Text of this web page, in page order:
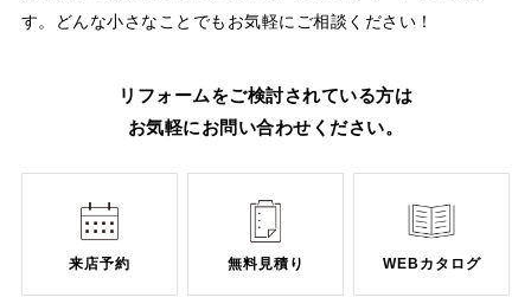
す。どんな小さなことでもお気軽にご相談ください！
リフォームをご検討されている方は
お気軽にお問い合わせください。
来店予約 無料見積り WEBカタログ